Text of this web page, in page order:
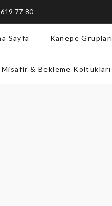
77 80
Sayfa Kanepe Grupları
Misafir & Bekleme Koltukları